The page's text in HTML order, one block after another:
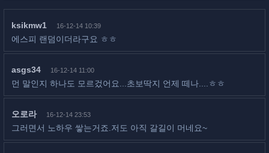
ksikmw1 16-12-14 10:39
에스피 랜덤이더라구요 ㅎㅎ
asgs34 16-12-14 11:00
먼 말인지 하나도 모르겄어요...초보딱지 언제 떼나....ㅎㅎ
오로라 16-12-14 23:53
그러면서 노하우 쌓는거죠.저도 아직 갈길이 머네요~